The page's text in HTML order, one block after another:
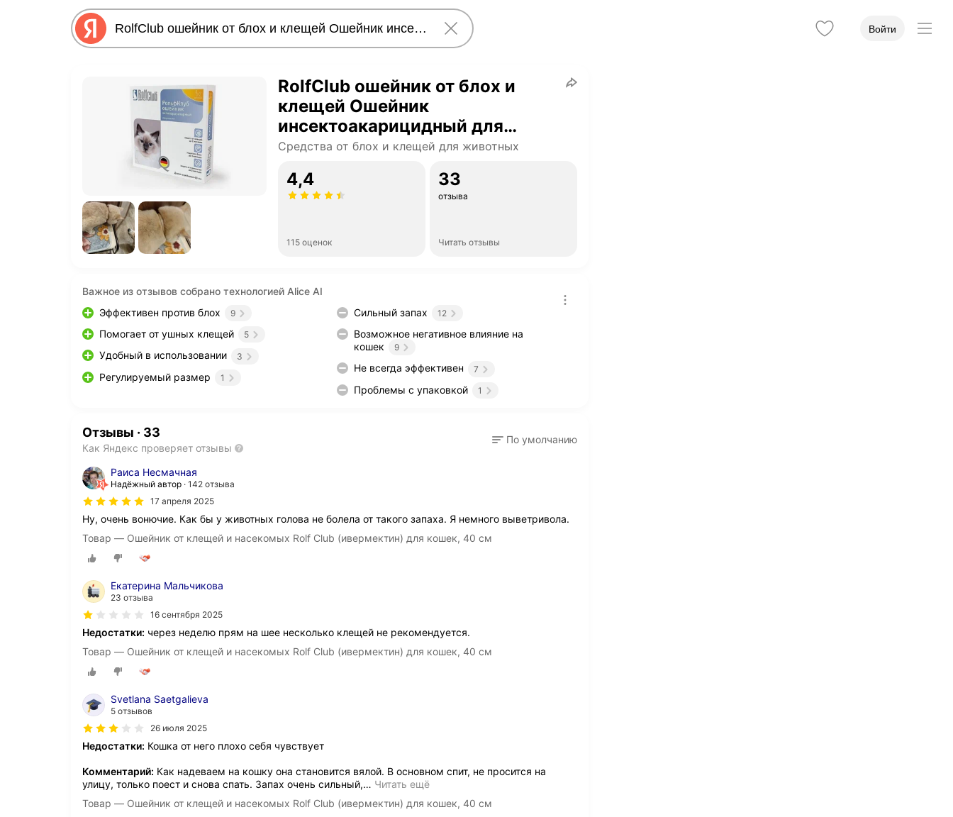
Войти
RolfСlub ошейник от блох и
клещей Ошейник
инсектоакарицидный для
кошек 40 см для кошек
Средства от блох и клещей для животных
4,4
115 оценок
33
отзыва
Читать отзывы
Важное из отзывов собрано технологией Alice AI
Эффективен против блох
9
Помогает от ушных клещей 5
Удобный в использовании 3
Регулируемый размер 1
Сильный запах 12
Возможное негативное влияние на
кошек
9
Не всегда эффективен 7
Проблемы с упаковкой 1
Отзывы · 33
Как Яндекс проверяет отзывы
По умолчанию
Раиса Несмачная
Надёжный автор 142 отзыва
17 апреля 2025
Ну, очень вонючие. Как бы у животных голова не болела от такого запаха. Я немного выветривола.
Товар — Ошейник от клещей и насекомых Rolf Club (ивермектин) для кошек, 40 см
Екатерина Мальчикова
23 отзыва
16 сентября 2025
Недостатки: через неделю прям на шее несколько клещей не рекомендуется.
Товар — Ошейник от клещей и насекомых Rolf Club (ивермектин) для кошек, 40 см
Svetlana Saetgalieva
5 отзывов
26 июля 2025
Недостатки: Кошка от него плохо себя чувствует
Комментарий: Как надеваем на кошку она становится вялой. В основном спит, не просится на
улицу, только поест и снова спать. Запах очень сильный,… Читать ещё
Товар — Ошейник от клещей и насекомых Rolf Club (ивермектин) для кошек, 40 см